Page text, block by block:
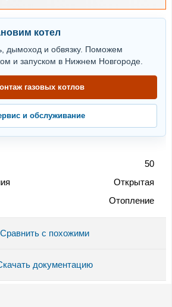
котел
дымоход и обвязку. Поможем
и запуском в Нижнем Новгороде.
газовых котлов
и обслуживание
50
Открытая
Отопление
Сравнить с похожими
документацию